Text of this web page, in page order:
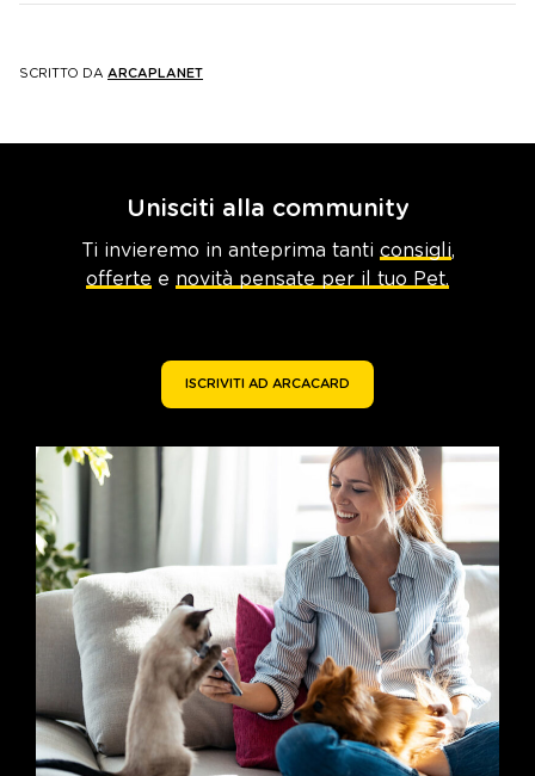
SCRITTO DA ARCAPLANET
Unisciti alla community
Ti invieremo in anteprima tanti consigli,
offerte e novità pensate per il tuo Pet.
ISCRIVITI AD ARCACARD